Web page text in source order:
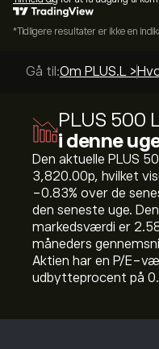
*Tidligere resultater er ikke en
Gå til:Om PLUS.L >
PLUS 500
i denne
Den aktuelle PLUS
3,820.00‎p‎, hvilket
‎-0.83‎% over de
den seneste uge.
markedsværdi er
måneders
Aktien har en P/E-
udbytteprocent på